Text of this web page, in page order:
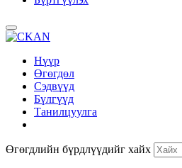
Нүүр
Өгөгдөл
Сэдвүүд
Бүлгүүд
Танилцуулга
Өгөгдлийн бүрдлүүдийг хайх